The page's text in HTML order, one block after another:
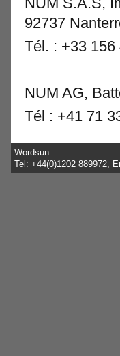
92737
Tél. : +33 156
NUM AG,
Tél : +41 71
Wordsun
Tel: +44(0)1202 889972,